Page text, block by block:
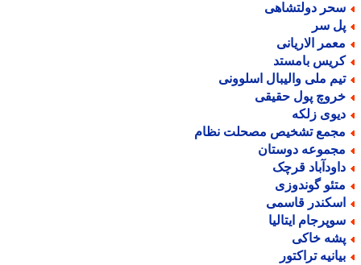
دولتشاهی
سر
الاریانی
بامستد
ملی والیبال اسلوونی
پول حقیقی
زلکه
تشخیص مصحلت نظام
دوستان
قرچک
گوندوزی
قاسمی
ایتالیا
خاکی
تراکتور